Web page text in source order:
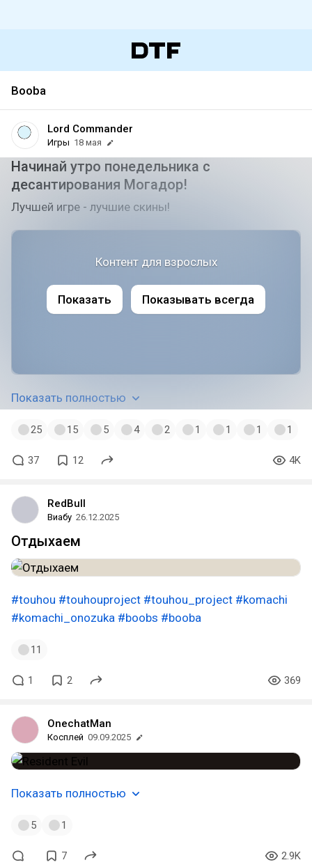
Booba
Lord Commander
Игры 18 мая
Начинай утро понедельника с
десантирования Могадор!
Лучшей игре - лучшие скины!
Показать полностью
Контент для взрослых
Показать Показывать всегда
25 15 5 4 2 1 1 1 1
37 12 4K
RedBull
Виабу 26.12.2025
Отдыхаем
#touhou #touhouproject #touhou_project #komachi
#komachi_onozuka #boobs #booba
11
1 2 369
OnechatMan
Косплей 09.09.2025
Показать полностью
5 1
7 2.9K